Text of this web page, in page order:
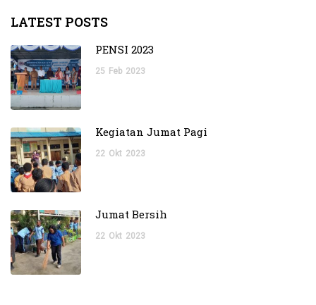
LATEST POSTS
PENSI 2023
25 Feb 2023
Kegiatan Jumat Pagi
22 Okt 2023
Jumat Bersih
22 Okt 2023